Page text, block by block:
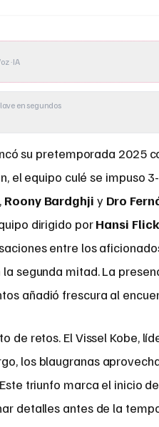
· IA
en segundos
su pretemporada 2025
el equipo culé se impuso
, Roony Bardghji y Dro
dirigido porHansi Flick
entre los
segunda mitad. La
añadió frescura al
de retos. El Vissel Kobe,
los blaugranas
triunfo marca el inicio
detalles antes de la